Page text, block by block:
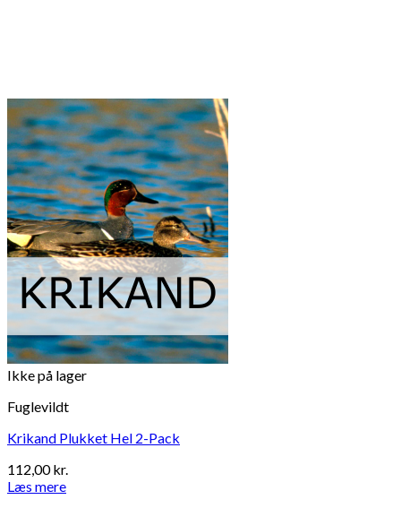
Ikke på lager
Fuglevildt
Krikand Plukket Hel 2-Pack
112,00kr.
Læs mere